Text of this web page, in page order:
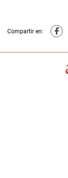
Compartir en: